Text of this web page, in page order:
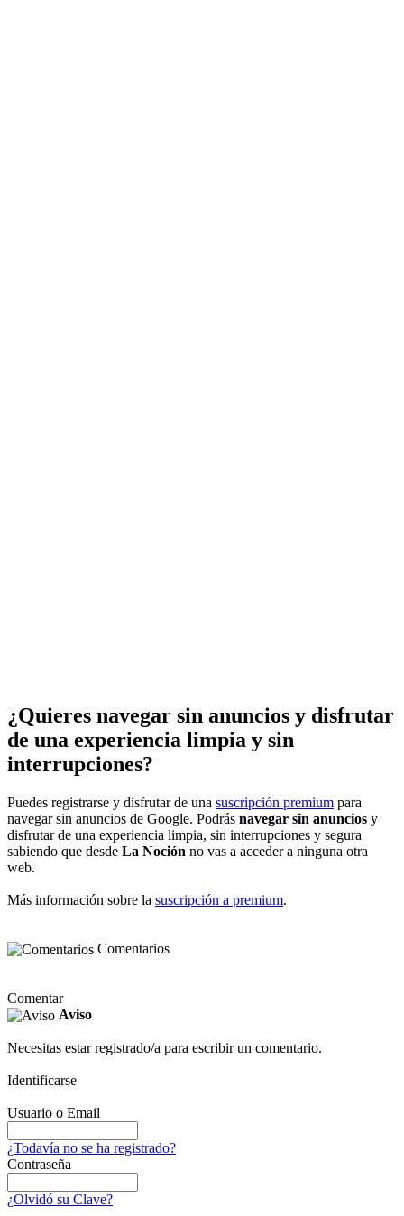
¿Quieres navegar sin anuncios y disfrutar
de una experiencia limpia y sin
interrupciones?
Puedes registrarse y disfrutar de una suscripción premium para
navegar sin anuncios de Google. Podrás navegar sin anuncios y
disfrutar de una experiencia limpia, sin interrupciones y segura
sabiendo que desde La Noción no vas a acceder a ninguna otra
web.
Más información sobre la suscripción a premium.
Comentarios
Comentar
Aviso
Necesitas estar registrado/a para escribir un comentario.
Identificarse
Usuario o Email
¿Todavía no se ha registrado?
Contraseña
¿Olvidó su Clave?